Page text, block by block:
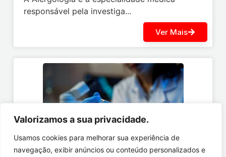
Valorizamos a sua privacidade.
Usamos cookies para melhorar sua experiência de
navegação, exibir anúncios ou conteúdo personalizados e
responsável pela investiga...
Ver Mais